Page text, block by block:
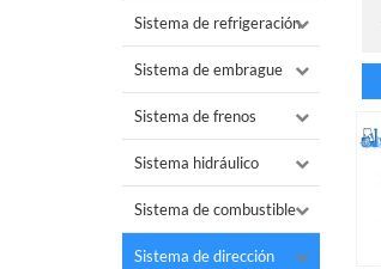
Sistema de refrigeración
Sistema de embrague
Sistema de frenos
Sistema hidráulico
Sistema de combustible
Sistema de dirección